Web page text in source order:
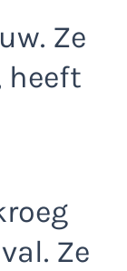
Ze
heeft
Ze